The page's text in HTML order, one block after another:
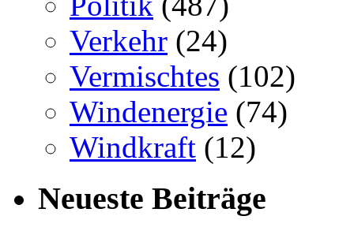
Verkehr (24)
Vermischtes (102)
Windenergie (74)
Windkraft (12)
Neueste Beiträge